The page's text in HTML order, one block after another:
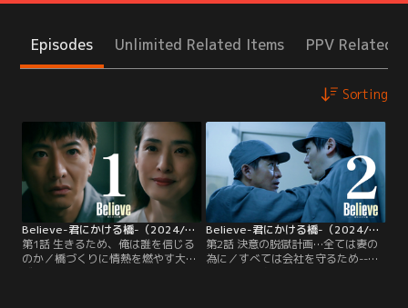
Episodes Unlimited Related Items PPV Related
Sorting
Believe-君にかける橋-（2024/04/25放送分）第01話
第1話 生きるため、俺は誰を信じる
のか／橋づくりに情熱を燃やす大手
ゼネコン「帝和建設」の土木設計部
Believe-君にかける橋-（2024/05/02放送分）第02話
第2話 決意の脱獄計画…全ては妻の
為に／すべては会社を守るため--社